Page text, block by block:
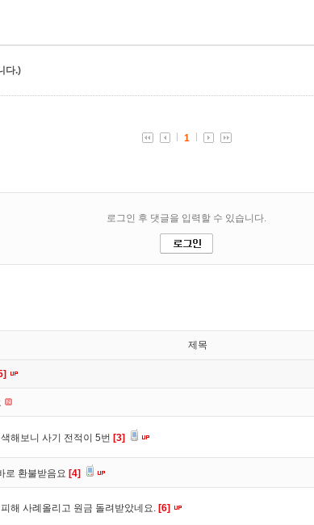
다.)
제목
해보니 사기 전적이 5번 [3]
로 환불받음요 [4]
해 사례올리고 원금 돌려받았네요. [6]